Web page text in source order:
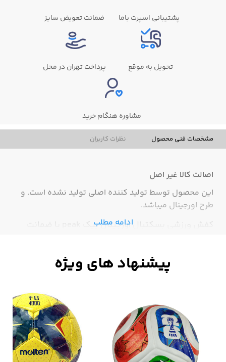
پشتیبانی اسپرت باما ضمانت تعویض سایز
تحویل به موقع پرداخت تهران در محل
مشاوره هنگام خرید
مشخصات فنی محصول نظرات کاربران
اصالت کالا غیر اصل
این محصول توسط تولید کننده اصلی تولید نشده است. و
طرح اورجینال میباشد.
ادامه مطلب